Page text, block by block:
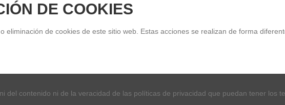
DE COOKIES
de cookies de este sitio web. Estas acciones se realizan de forma
del contenido ni de la veracidad de las políticas de privacidad que puedan tener los